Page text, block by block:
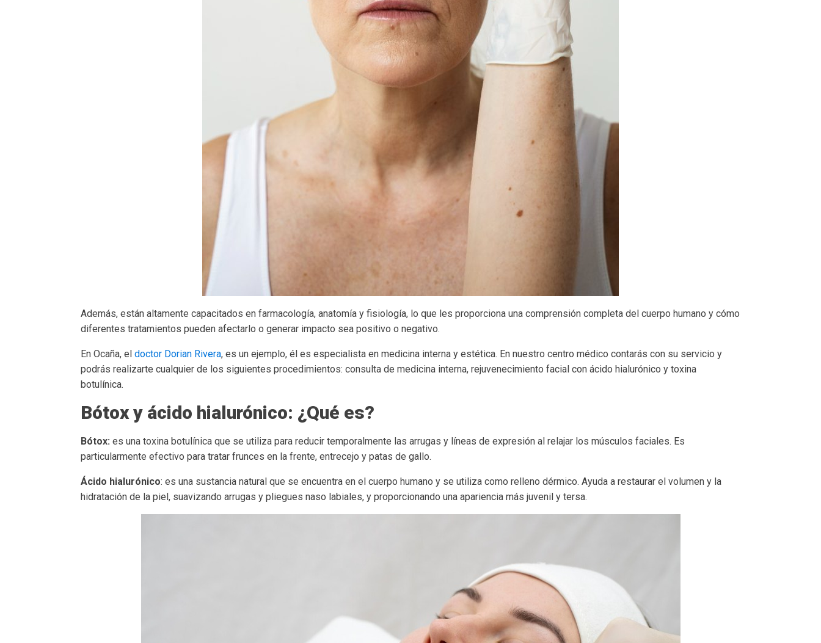
Además, están altamente capacitados en farmacología, anatomía y fisiología, lo que les proporciona una comprensión completa del cuerpo humano y cómo
diferentes tratamientos pueden afectarlo o generar impacto sea positivo o negativo.
En Ocaña, el doctor Dorian Rivera, es un ejemplo, él es especialista en medicina interna y estética. En nuestro centro médico contarás con su servicio y
podrás realizarte cualquier de los siguientes procedimientos: consulta de medicina interna, rejuvenecimiento facial con ácido hialurónico y toxina
botulínica.
Bótox y ácido hialurónico: ¿Qué es?
Bótox: es una toxina botulínica que se utiliza para reducir temporalmente las arrugas y líneas de expresión al relajar los músculos faciales. Es
particularmente efectivo para tratar frunces en la frente, entrecejo y patas de gallo.
Ácido hialurónico: es una sustancia natural que se encuentra en el cuerpo humano y se utiliza como relleno dérmico. Ayuda a restaurar el volumen y la
hidratación de la piel, suavizando arrugas y pliegues naso labiales, y proporcionando una apariencia más juvenil y tersa.